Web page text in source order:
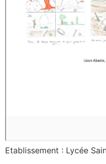
Etablissement : Lycée